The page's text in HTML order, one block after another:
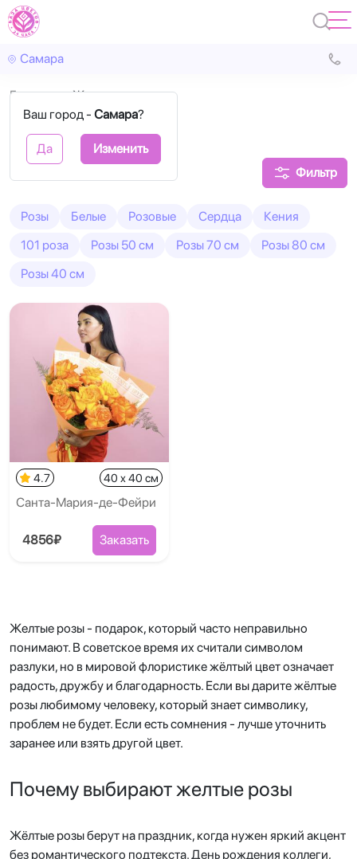
Самара
Ваш город - Самара?
Да Изменить
Главная Желтые
Желтые розы
Фильтр
Розы Белые Розовые Сердца
Кения
101 роза
Розы 50 см Розы 70 см
Розы 80 см
Розы 40 см
4.7 40 x 40 см
Санта-Мария-де-Фейри
4856₽ Заказать
Желтые розы - подарок, который часто неправильно
понимают. В советское время их считали символом
разлуки, но в мировой флористике жёлтый цвет означает
радость, дружбу и благодарность. Если вы дарите жёлтые
розы любимому человеку, который знает символику,
проблем не будет. Если есть сомнения - лучше уточнить
заранее или взять другой цвет.
Почему выбирают желтые розы
Жёлтые розы берут на праздник, когда нужен яркий акцент
без романтического подтекста. День рождения коллеги,